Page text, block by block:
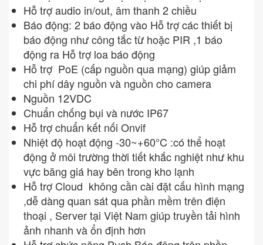
Hỗ trợ audio in/out, âm thanh 2 chiều
Báo động: 2 báo động vào Hỗ trợ các thiết bị
báo động như công tắc từ hoặc PIR ,1 báo
động ra Hỗ trợ loa báo động
Hỗ trợ PoE (cấp nguồn qua mạng) giúp giảm
chi phí dây nguồn và nguồn cho camera
Nguồn 12VDC
Chuẩn chống bụi và nước IP67
Hỗ trợ chuẩn kết nối Onvif
Nhiệt độ hoạt động -30~+60°C :có thể hoạt
động ở môi trường thời tiết khắc nghiệt như khu
vực băng giá hay bên trong kho lạnh
Hỗ trợ Cloud không cần cài đặt cấu hình mạng
,dễ dàng quan sát qua phần mềm trên điện
thoại , Server tại Việt Nam giúp truyền tải hình
ảnh nhanh và ổn định hơn